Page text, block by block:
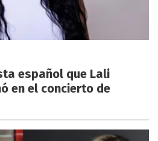
español que Lali
en el concierto de